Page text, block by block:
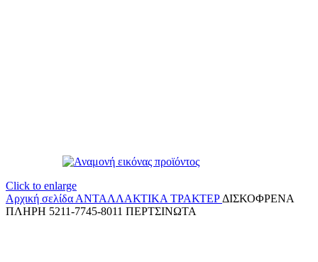
Click to enlarge
Αρχική σελίδα ΑΝΤΑΛΛΑΚΤΙΚΑ ΤΡΑΚΤΕΡ ΔΙΣΚΟΦΡΕΝΑ
ΠΛΗΡΗ 5211-7745-8011 ΠΕΡΤΣΙΝΩΤΑ